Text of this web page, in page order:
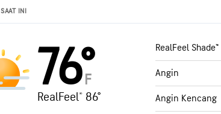
INI
76°
F
RealFeel® 86°
RealFeel Shade™
Angin
Angin Kencang